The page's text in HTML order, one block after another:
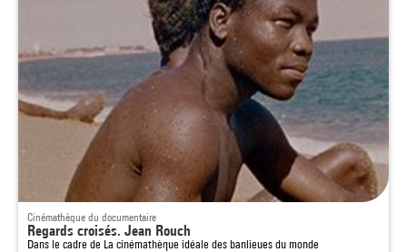
Cinémathèque du documentaire
Regards croisés. Jean Rouch
Dans le cadre de La cinémathèque idéale des banlieues du monde